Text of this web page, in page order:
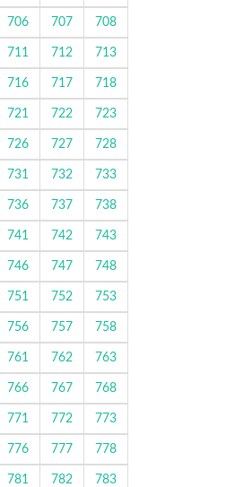
706 707 708
711 712 713
716 717 718
721 722 723
726 727 728
731 732 733
736 737 738
741 742 743
746 747 748
751 752 753
756 757 758
761 762 763
766 767 768
771 772 773
776 777 778
781 782 783